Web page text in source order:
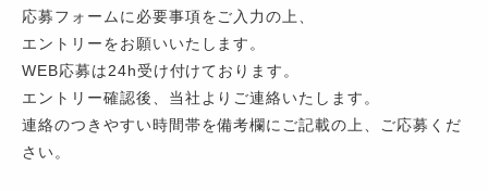
応募フォームに必要事項をご入力の上、
エントリーをお願いいたします。
WEB応募は24h受け付けております。
エントリー確認後、当社よりご連絡いたします。
連絡のつきやすい時間帯を備考欄にご記載の上、ご応募くだ
さい。